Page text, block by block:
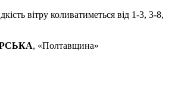
вітру коливатиметься від 1-3, 3-8,
, «Полтавщина»